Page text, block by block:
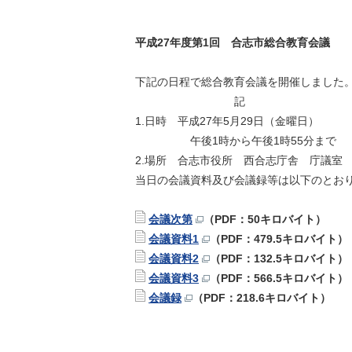
平成27年度第1回 合志市総合教育会議
下記の日程で総合教育会議を開催しました。
記
1.日時 平成27年5月29日（金曜日）
午後1時から午後1時55分まで
2.場所 合志市役所 西合志庁舎 庁議室
当日の会議資料及び会議録等は以下のとお
会議次第
（PDF：50キロバイト）
会議資料1
（PDF：479.5キロバイト）
会議資料2
（PDF：132.5キロバイト）
会議資料3
（PDF：566.5キロバイト）
会議録
（PDF：218.6キロバイト）